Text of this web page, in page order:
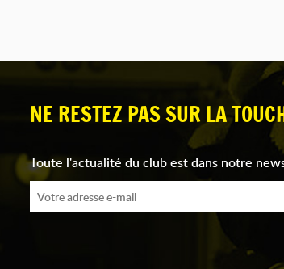
NE RESTEZ PAS SUR LA
Toute l'actualité du club est dans notre